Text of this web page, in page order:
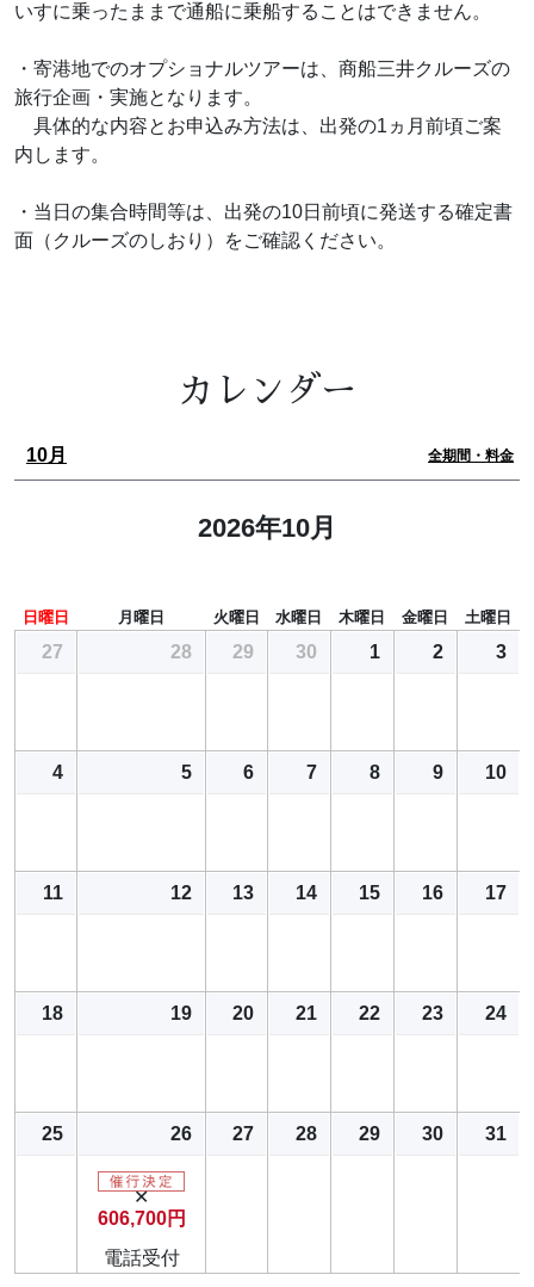
いすに乗ったままで通船に乗船することはできません。
・寄港地でのオプショナルツアーは、商船三井クルーズの
旅行企画・実施となります。
具体的な内容とお申込み方法は、出発の1ヵ月前頃ご案
内します。
・当日の集合時間等は、出発の10日前頃に発送する確定書
面（クルーズのしおり）をご確認ください。
カレンダー
10月 全期間・料金
2026年10月
日曜日 月曜日 火曜日 水曜日 木曜日 金曜日 土曜日
27 28 29 30 1 2 3
4 5 6 7 8 9 10
11 12 13 14 15 16 17
18 19 20 21 22 23 24
25 26
✕
606,700円
電話受付
27 28 29 30 31